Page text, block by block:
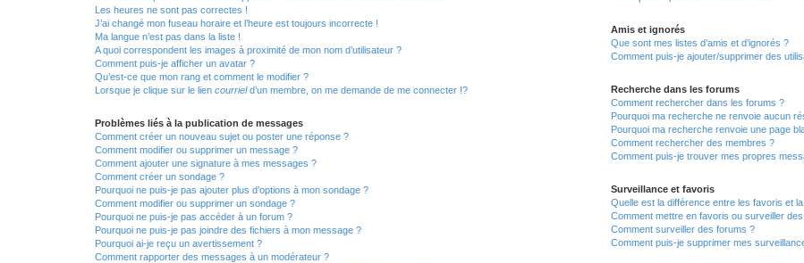
Les heures ne sont pas correctes !
J’ai changé mon fuseau horaire et l’heure est toujours incorrecte !
Ma langue n’est pas dans la liste !
A quoi correspondent les images à proximité de mon nom d’utilisateur ?
Comment puis-je afficher un avatar ?
Qu’est-ce que mon rang et comment le modifier ?
Lorsque je clique sur le lien courrield’un membre, on me demande de me connecter !?
Problèmes liés à la publication de messages
Comment créer un nouveau sujet ou poster une réponse ?
Comment modifier ou supprimer un message ?
Comment ajouter une signature à mes messages ?
Comment créer un sondage ?
Pourquoi ne puis-je pas ajouter plus d’options à mon sondage ?
Comment modifier ou supprimer un sondage ?
Pourquoi ne puis-je pas accéder à un forum ?
Pourquoi ne puis-je pas joindre des fichiers à mon message ?
Pourquoi ai-je reçu un avertissement ?
Comment rapporter des messages à un modérateur ?
Amis et ignorés
Que sont mes listes d’amis et d’ignorés ?
Comment puis-je ajouter/supprimer des
Recherche dans les forums
Comment rechercher dans les forums ?
Pourquoi ma recherche ne renvoie aucun
Pourquoi ma recherche renvoie une page
Comment rechercher des membres ?
Comment puis-je trouver mes propres
Surveillance et favoris
Quelle est la différence entre les favoris et
Comment mettre en favoris ou surveiller
Comment surveiller des forums ?
Comment puis-je supprimer mes